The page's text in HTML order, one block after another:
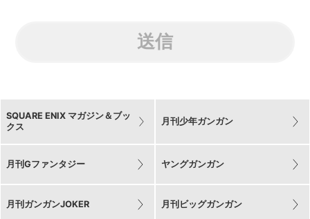
送信
SQUARE ENIX マガジン＆ブッ
クス
月刊少年ガンガン
月刊Gファンタジー ヤングガンガン
月刊ガンガンJOKER 月刊ビッグガンガン